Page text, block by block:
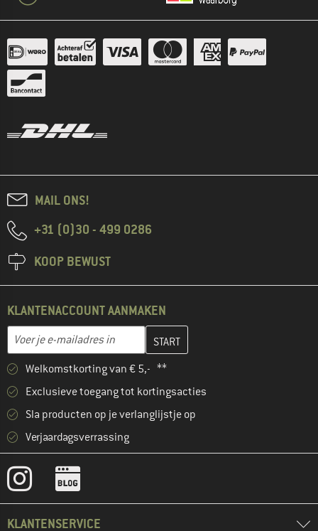
MAIL ONS!
+31 (0)30 - 499 0286
KOOP BEWUST
KLANTENACCOUNT AANMAKEN
E-mailadres
Vul je e-mailadres hier in en maak in de volgende stap je
Welkomstkorting van € 5,- **
Exclusieve toegang tot kortingsacties
Sla producten op je verlanglijstje op
Verjaardagsverrassing
KLANTENSERVICE